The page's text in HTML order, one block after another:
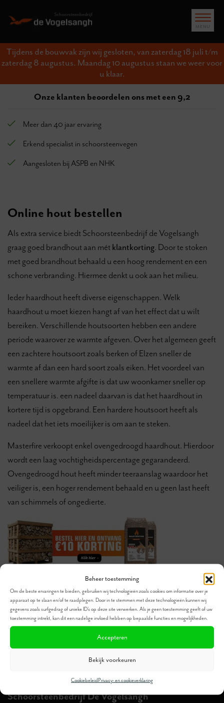
Beheer toestemming
Om de beste ervaringen te bieden, gebruiken wij technologieën zoals cookies om informatie over je
apparaat op te slaan en/of te raadplegen. Door in te stemmen met deze technologieën kunnen wij
gegevens zoals surfgedrag of unieke ID's op deze site verwerken. Als je geen toestemming geeft of uw
toestemming intrekt, kan dit een nadelige invloed hebben op bepaalde functies en mogelijkheden.
Accepteren
Bekijk voorkeuren
CookiebeleidPrivacy- en cookieverklaring
Tijdens de bouwvak zijn wij gesloten, van zaterdag 18 juli t/m
zaterdag 8 augustus. Maandag 10 augustus staan we weer voor
u klaar.
Meer dan 40 jaar ervaring
Erkend specialist in schoorsteenvegen
Aangesloten bij ASPB en NHK
Onze klanten beoordelen ons met een 9,2
Online hout bestellen
Als extra service biedt Schoorsteenbedrijf de Vogelsangh
graag goed brandhout aan métklantkorting. Door te stoken
met goed brandhout behaald u een hoog rendement en een
schone verbranding. Hiermee denkt u ook aan het milieu.
Ieder haardhout heeft diverse eigenschappen. Welk
haardhout u moet kiezen hangt af van het effect dat u wilt
bereiken. Verschillende houtsoorten hebben een andere
periode waarover ze warmte afgeven. Over het algemeen geeft
een zachtere houtsoort zoals berken of Elzen sneller de
warmte af dan een hard soort zoals eiken. Het voordeel van
een snellere warmte afgifte is dat uw woonkamer sneller op
temperatuur is. een nadeel daarvan is dat het haardhout in
kortere tijd is opgebrand. Een hardere houtsoort heeft als
nadeel dat het iets moeilijker is om aan te steken.
Masterfire verkoopt enkel ovengedroogd haardhout. Hierdoor
wordt een laag vochtigheidspercentage gegarandeerd.
Ovengedroogd hout heeft minder teeraanslag waardoor het
veiliger is, een hoger rendement behaald en u geen last heeft
van schimmels of ongedierte.
KORTINGSCODE: vogelommen2020
Online hout bestellen
Schoorsteenbedrijf De Vogelsangh